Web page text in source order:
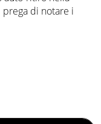
di notare i